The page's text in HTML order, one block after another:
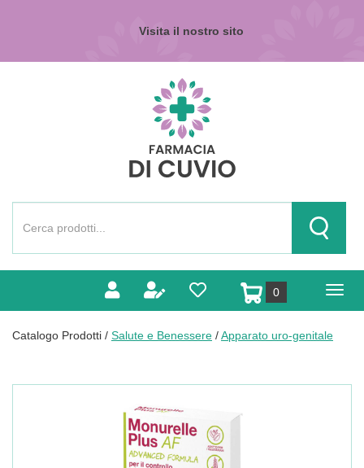
Visita il nostro sito
Prodotto
Cerca
0prodotti
inseriti
Catalogo Prodotti / Salute e Benessere /Apparato uro-genitale